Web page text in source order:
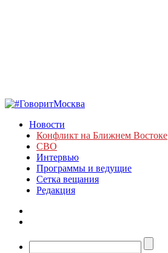
Новости
Конфликт на Ближнем Востоке
СВО
Интервью
Программы и ведущие
Сетка вещания
Редакция